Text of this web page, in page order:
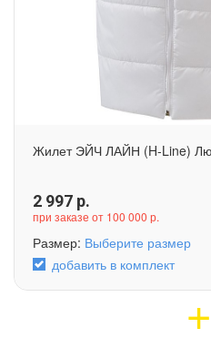
Жилет ЭЙЧ ЛАЙН (H-Line)
2 997 р.
при заказе от 100 000 р.
Размер: Выберите размер
добавить в комплект